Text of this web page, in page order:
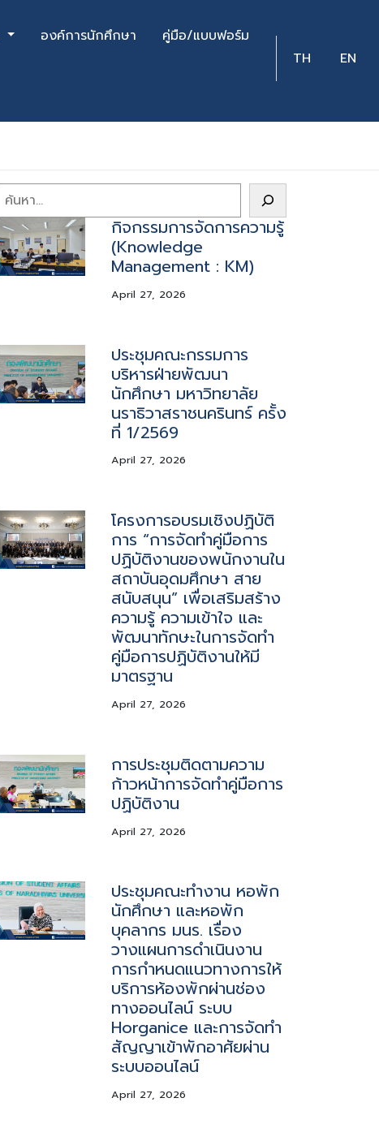
องค์การนักศึกษา คู่มือ/แบบฟอร์ม
TH EN
Search
กิจกรรมการจัดการความรู้
(Knowledge
Management : KM)
April 27, 2026
ประชุมคณะกรรมการ
บริหารฝ่ายพัฒนา
นักศึกษา มหาวิทยาลัย
นราธิวาสราชนครินทร์ ครั้ง
ที่ 1/2569
April 27, 2026
โครงการอบรมเชิงปฏิบัติ
การ “การจัดทำคู่มือการ
ปฏิบัติงานของพนักงานใน
สถาบันอุดมศึกษา สาย
สนับสนุน” เพื่อเสริมสร้าง
ความรู้ ความเข้าใจ และ
พัฒนาทักษะในการจัดทำ
คู่มือการปฏิบัติงานให้มี
มาตรฐาน
April 27, 2026
การประชุมติดตามความ
ก้าวหน้าการจัดทำคู่มือการ
ปฏิบัติงาน
April 27, 2026
ประชุมคณะทำงาน หอพัก
นักศึกษา และหอพัก
บุคลากร มนร. เรื่อง
วางแผนการดำเนินงาน
การกำหนดแนวทางการให้
บริการห้องพักผ่านช่อง
ทางออนไลน์ ระบบ
Horganice และการจัดทำ
สัญญาเข้าพักอาศัยผ่าน
ระบบออนไลน์
April 27, 2026